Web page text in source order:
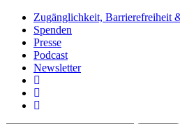
Zum
Inhalt
springen
Zugänglichkeit, Barrierefreiheit
Spenden
Presse
Podcast
Newsletter